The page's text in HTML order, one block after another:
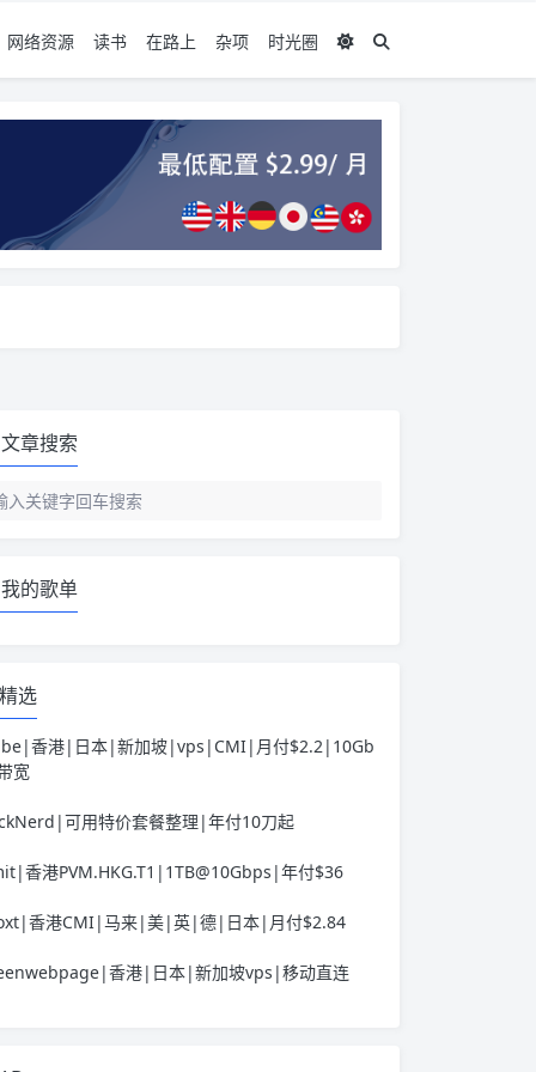
网络资源 读书 在路上 杂项 时光圈
文章搜索
我的歌单
精选
香港|日本|新加坡|vps|CMI|月付$2.2|10Gb
宽
可用特价套餐整理|年付10刀起
香港PVM.HKG.T1|1TB@10Gbps|年付$36
香港CMI|马来|美|英|德|日本|月付$2.84
香港|日本|新加坡vps|移动直连